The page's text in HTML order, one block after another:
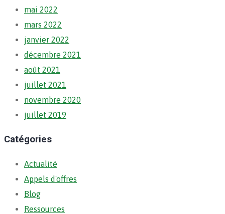
mai 2022
mars 2022
janvier 2022
décembre 2021
août 2021
juillet 2021
novembre 2020
juillet 2019
Catégories
Actualité
Appels d'offres
Blog
Ressources